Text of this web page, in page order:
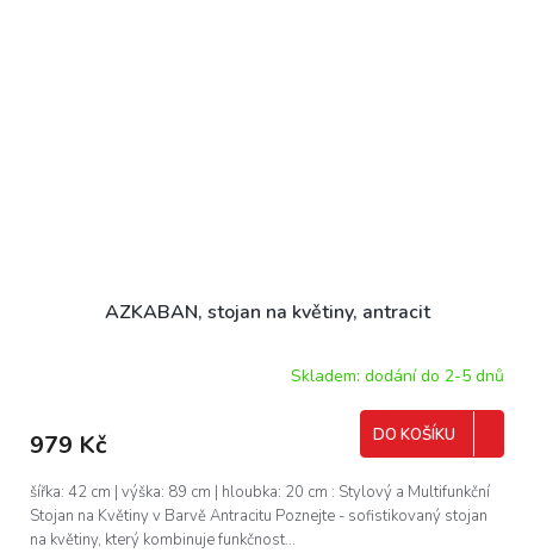
AZKABAN, stojan na květiny, antracit
Skladem: dodání do 2-5 dnů
979 Kč DO KOŠÍKU
šířka: 42 cm | výška: 89 cm | hloubka: 20 cm : Stylový a Multifunkční
Stojan na Květiny v Barvě Antracitu Poznejte - sofistikovaný stojan
na květiny, který kombinuje funkčnost...